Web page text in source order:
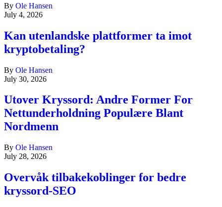
By Ole Hansen
July 4, 2026
Kan utenlandske plattformer ta imot
kryptobetaling?
By Ole Hansen
July 30, 2026
Utover Kryssord: Andre Former For
Nettunderholdning Populære Blant
Nordmenn
By Ole Hansen
July 28, 2026
Overvåk tilbakekoblinger for bedre
kryssord-SEO